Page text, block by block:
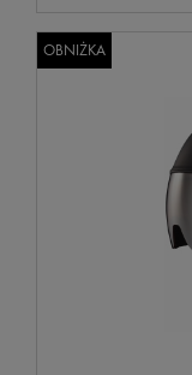
OBNIŻKA